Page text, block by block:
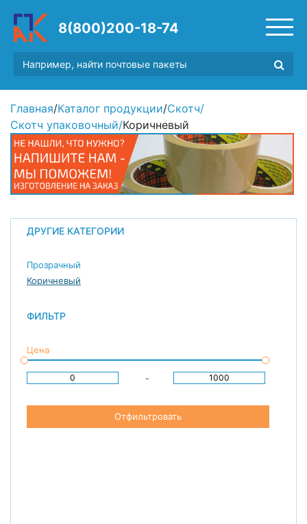
8(800)200-18-74
Главная/Каталог продукции/Скотч/
Скотч упаковочный/Коричневый
ДРУГИЕ КАТЕГОРИИ
Прозрачный
Коричневый
ФИЛЬТР
Цена
-
Отфильтровать